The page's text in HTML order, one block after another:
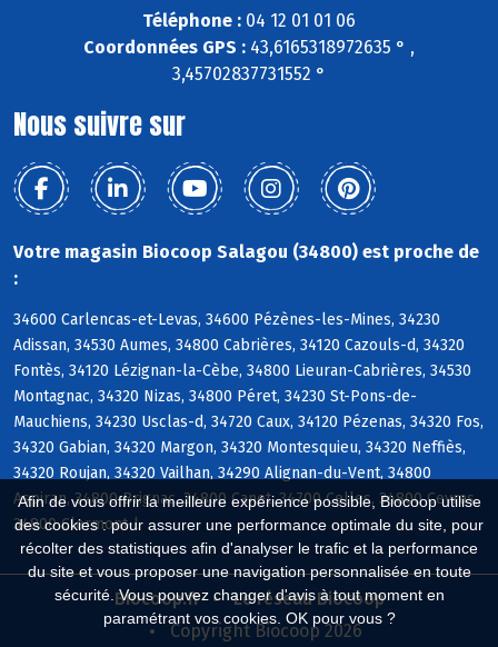
Afin de vous offrir la meilleure expérience possible, Biocoop utilise
des cookies : pour assurer une performance optimale du site, pour
récolter des statistiques afin d'analyser le trafic et la performance
du site et vous proposer une navigation personnalisée en toute
sécurité. Vous pouvez changer d'avis à tout moment en
paramétrant vos cookies. OK pour vous ?
Téléphone : 04 12 01 01 06
Coordonnées GPS : 43,6165318972635 ° ,
3,45702837731552 °
Nous suivre sur
Votre magasin Biocoop Salagou (34800) est proche de
:
34600 Carlencas-et-Levas, 34600 Pézènes-les-Mines, 34230
Adissan, 34530 Aumes, 34800 Cabrières, 34120 Cazouls-d, 34320
Fontès, 34120 Lézignan-la-Cèbe, 34800 Lieuran-Cabrières, 34530
Montagnac, 34320 Nizas, 34800 Péret, 34230 St-Pons-de-
Mauchiens, 34230 Usclas-d, 34720 Caux, 34120 Pézenas, 34320 Fos,
34320 Gabian, 34320 Margon, 34320 Montesquieu, 34320 Neffiès,
34320 Roujan, 34320 Vailhan, 34290 Alignan-du-Vent, 34800
Aspiran, 34800 Brignac, 34800 Canet, 34700 Celles, 34800 Ceyras,
34800 Clermont-l
Biocoop.fr
Le réseau Biocoop
Copyright Biocoop 2026